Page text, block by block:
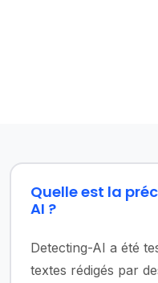
Quelle est la
AI ?
Detecting-AI a été
textes rédigés par